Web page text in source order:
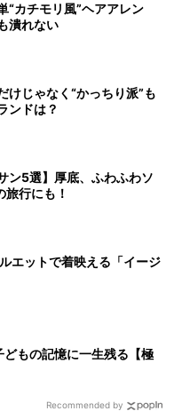
“カチモリ風”ヘアアレン
潰れない
けじゃなく“かっちり派”も
ンドは？
ン5選】厚底、ふわふわソ
行にも！
エットで着映える「イージ
どもの記憶に一生残る【極
Recommended by